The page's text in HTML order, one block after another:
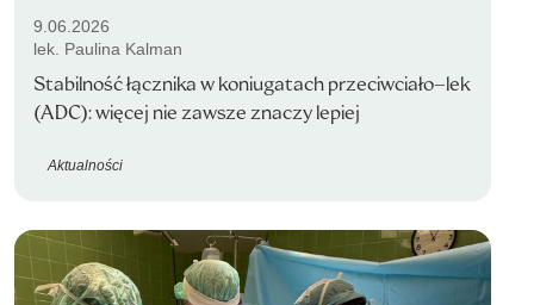
9.06.2026
lek. Paulina Kalman
Stabilność łącznika w koniugatach przeciwciało–lek
(ADC): więcej nie zawsze znaczy lepiej
Aktualności